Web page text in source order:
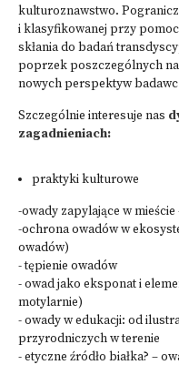
kulturoznawstwo.
i klasyfikowanej przy
skłania do badań
poprzek poszczególnych
nowych perspektyw
Szczególnie interesuje nas
zagadnieniach:
praktyki kulturowe
-owady zapylające w mieście
-ochrona owadów w
owadów)
- tępienie owadów
- owad jako eksponat i
motylarnie)
- owady w edukacji: od
przyrodniczych w terenie
- etyczne źródło białka? –